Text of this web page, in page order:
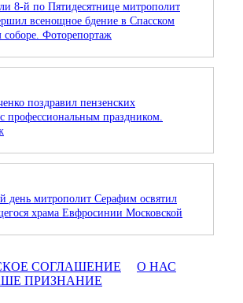
8-й по Пятидесятнице митрополит
всенощное бдение в Спасском
соборе. Фоторепортаж
поздравил пензенских
с профессиональным праздником.
день митрополит Серафим освятил
храма Евфросинии Московской
СОГЛАШЕНИЕ
О НАС
ПРИЗНАНИЕ